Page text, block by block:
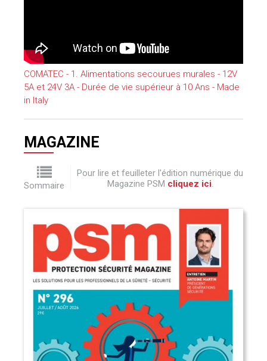
COMATEC - 1. Alimentations secourues murales - 12V
5A et 24V 3A - Durée de vie supérieur à 10 Ans - Made
in Italy
MAGAZINE
Sommaire
Pour lire et feuilleter l'édition numérique du
Magazine PSM cliquez ici.